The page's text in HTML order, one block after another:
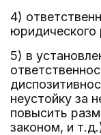
4)
юридического
5) в
неустойку за
повысить
законом, и